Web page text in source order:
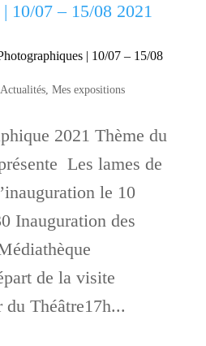
| 10/07 – 15/08
Actualités, Mes expositions
2021 Thème du
Les lames de
le 10
Inauguration des
de la visite
Théâtre17h...